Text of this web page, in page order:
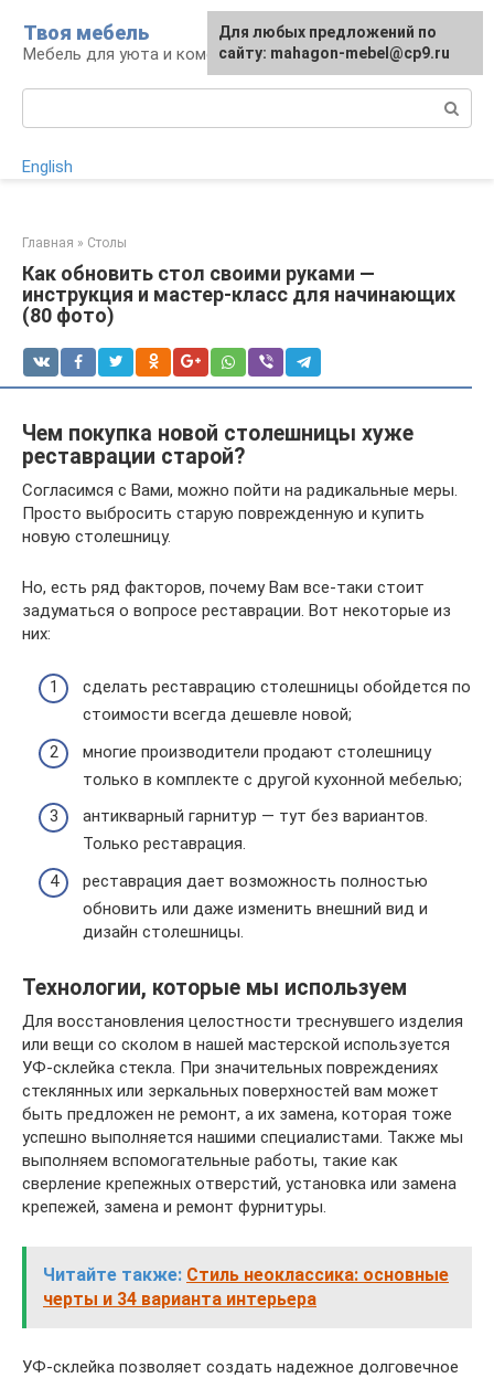
контенту
Твоя мебель
Мебель для уюта и комфорта
English
Главная » Столы
Как обновить стол своими руками —
инструкция и мастер-класс для начинающих
(80 фото)
Чем покупка новой столешницы хуже
реставрации старой?
Согласимся с Вами, можно пойти на радикальные меры.
Просто выбросить старую поврежденную и купить
новую столешницу.
Но, есть ряд факторов, почему Вам все-таки стоит
задуматься о вопросе реставрации. Вот некоторые из
них:
сделать реставрацию столешницы обойдется по
стоимости всегда дешевле новой;
многие производители продают столешницу
только в комплекте с другой кухонной мебелью;
антикварный гарнитур — тут без вариантов.
Только реставрация.
реставрация дает возможность полностью
обновить или даже изменить внешний вид и
дизайн столешницы.
Технологии, которые мы используем
Для восстановления целостности треснувшего изделия
или вещи со сколом в нашей мастерской используется
УФ-склейка стекла. При значительных повреждениях
стеклянных или зеркальных поверхностей вам может
быть предложен не ремонт, а их замена, которая тоже
успешно выполняется нашими специалистами. Также мы
выполняем вспомогательные работы, такие как
сверление крепежных отверстий, установка или замена
крепежей, замена и ремонт фурнитуры.
Читайте также: Стиль неоклассика: основные
черты и 34 варианта интерьера
УФ-склейка позволяет создать надежное долговечное
Для любых предложений по
сайту: mahagon-mebel@cp9.ru
Для любых предложений по
сайту: mahagon-mebel@cp9.ru